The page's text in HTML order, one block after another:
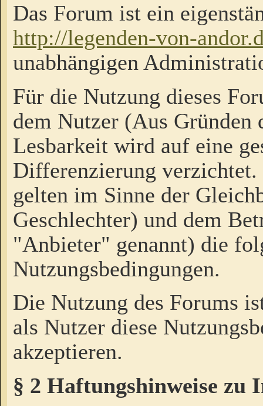
Das Forum ist ein
http://legenden-von-
unabhängigen
Für die Nutzung dieses
dem Nutzer (Aus Gründen
Lesbarkeit wird auf eine
Differenzierung
gelten im Sinne der
Geschlechter) und dem
"Anbieter" genannt) die
Nutzungsbedingungen.
Die Nutzung des Forums
als Nutzer diese
akzeptieren.
§ 2 Haftungshinweise zu